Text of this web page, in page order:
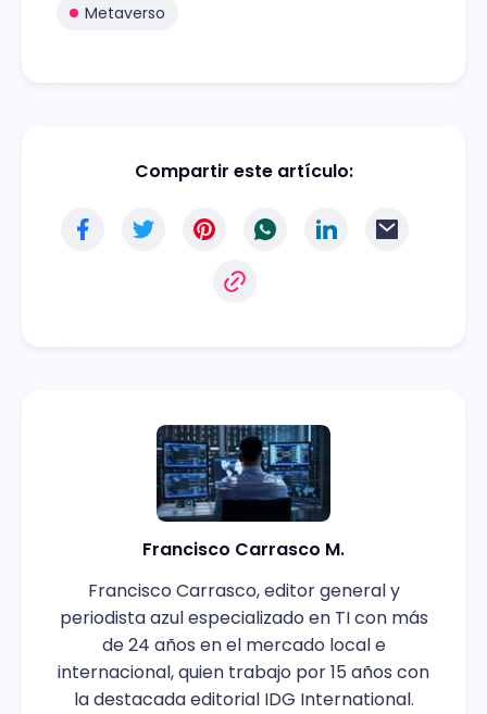
Metaverso
Compartir este artículo:
Francisco Carrasco M.
Francisco Carrasco, editor general y
periodista azul especializado en TI con más
de 24 años en el mercado local e
internacional, quien trabajo por 15 años con
la destacada editorial IDG International.